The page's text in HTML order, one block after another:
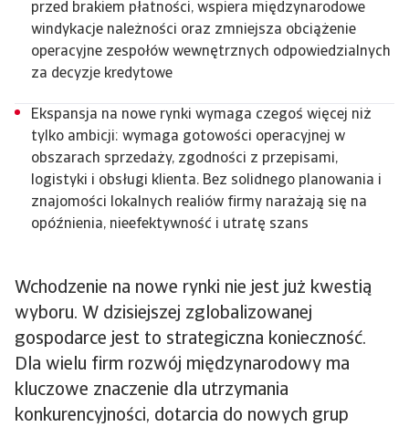
Wchodzenie na nowe rynki nie jest już kwestią
wyboru. W dzisiejszej zglobalizowanej
gospodarce jest to strategiczna konieczność.
Dla wielu firm rozwój międzynarodowy ma
kluczowe znaczenie dla utrzymania
konkurencyjności, dotarcia do nowych grup
przed brakiem płatności, wspiera międzynarodowe
windykacje należności oraz zmniejsza obciążenie
operacyjne zespołów wewnętrznych odpowiedzialnych
za decyzje kredytowe
Ekspansja na nowe rynki wymaga czegoś więcej niż
tylko ambicji: wymaga gotowości operacyjnej w
obszarach sprzedaży, zgodności z przepisami,
logistyki i obsługi klienta. Bez solidnego planowania i
znajomości lokalnych realiów firmy narażają się na
opóźnienia, nieefektywność i utratę szans